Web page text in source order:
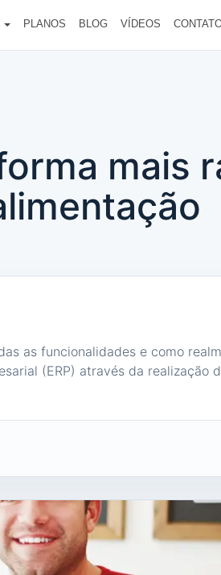
PLANOS BLOG VÍDEOS
mais
as funcionalidades e como
(ERP) através da realização